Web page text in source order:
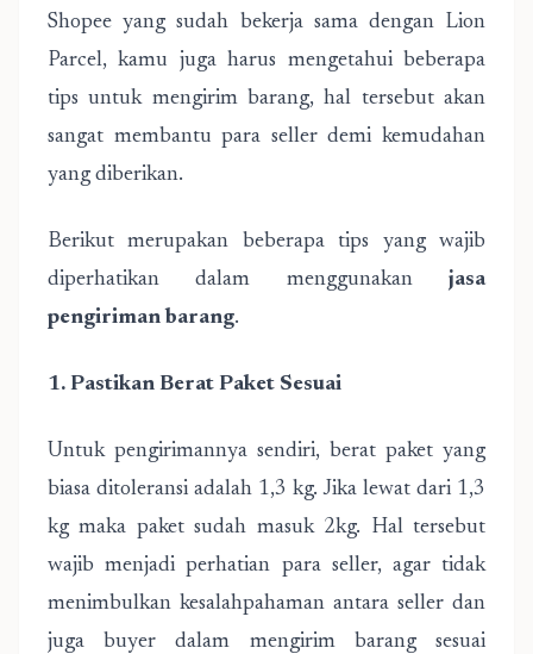
Shopee yang sudah bekerja sama dengan Lion
Parcel, kamu juga harus mengetahui beberapa
tips untuk mengirim barang, hal tersebut akan
sangat membantu para seller demi kemudahan
yang diberikan.
Berikut merupakan beberapa tips yang wajib
diperhatikan dalam menggunakan jasa
pengiriman barang.
1. Pastikan Berat Paket Sesuai
Untuk pengirimannya sendiri, berat paket yang
biasa ditoleransi adalah 1,3 kg. Jika lewat dari 1,3
kg maka paket sudah masuk 2kg. Hal tersebut
wajib menjadi perhatian para seller, agar tidak
menimbulkan kesalahpahaman antara seller dan
juga buyer dalam mengirim barang sesuai